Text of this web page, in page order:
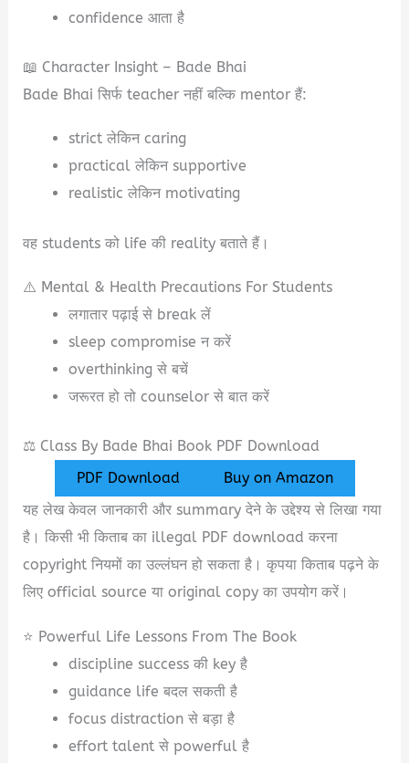
confidence आता है
📖 Character Insight – Bade Bhai
Bade Bhai सिर्फ teacher नहीं बल्कि mentor हैं:
strict लेकिन caring
practical लेकिन supportive
realistic लेकिन motivating
वह students को life की reality बताते हैं।
⚠️ Mental & Health Precautions For Students
लगातार पढ़ाई से break लें
sleep compromise न करें
overthinking से बचें
जरूरत हो तो counselor से बात करें
⚖️ Class By Bade Bhai Book PDF Download
PDF Download
Buy on Amazon
यह लेख केवल जानकारी और summary देने के उद्देश्य से लिखा गया
है। किसी भी किताब का illegal PDF download करना
copyright नियमों का उल्लंघन हो सकता है। कृपया किताब पढ़ने के
लिए official source या original copy का उपयोग करें।
⭐ Powerful Life Lessons From The Book
discipline success की key है
guidance life बदल सकती है
focus distraction से बड़ा है
effort talent से powerful है